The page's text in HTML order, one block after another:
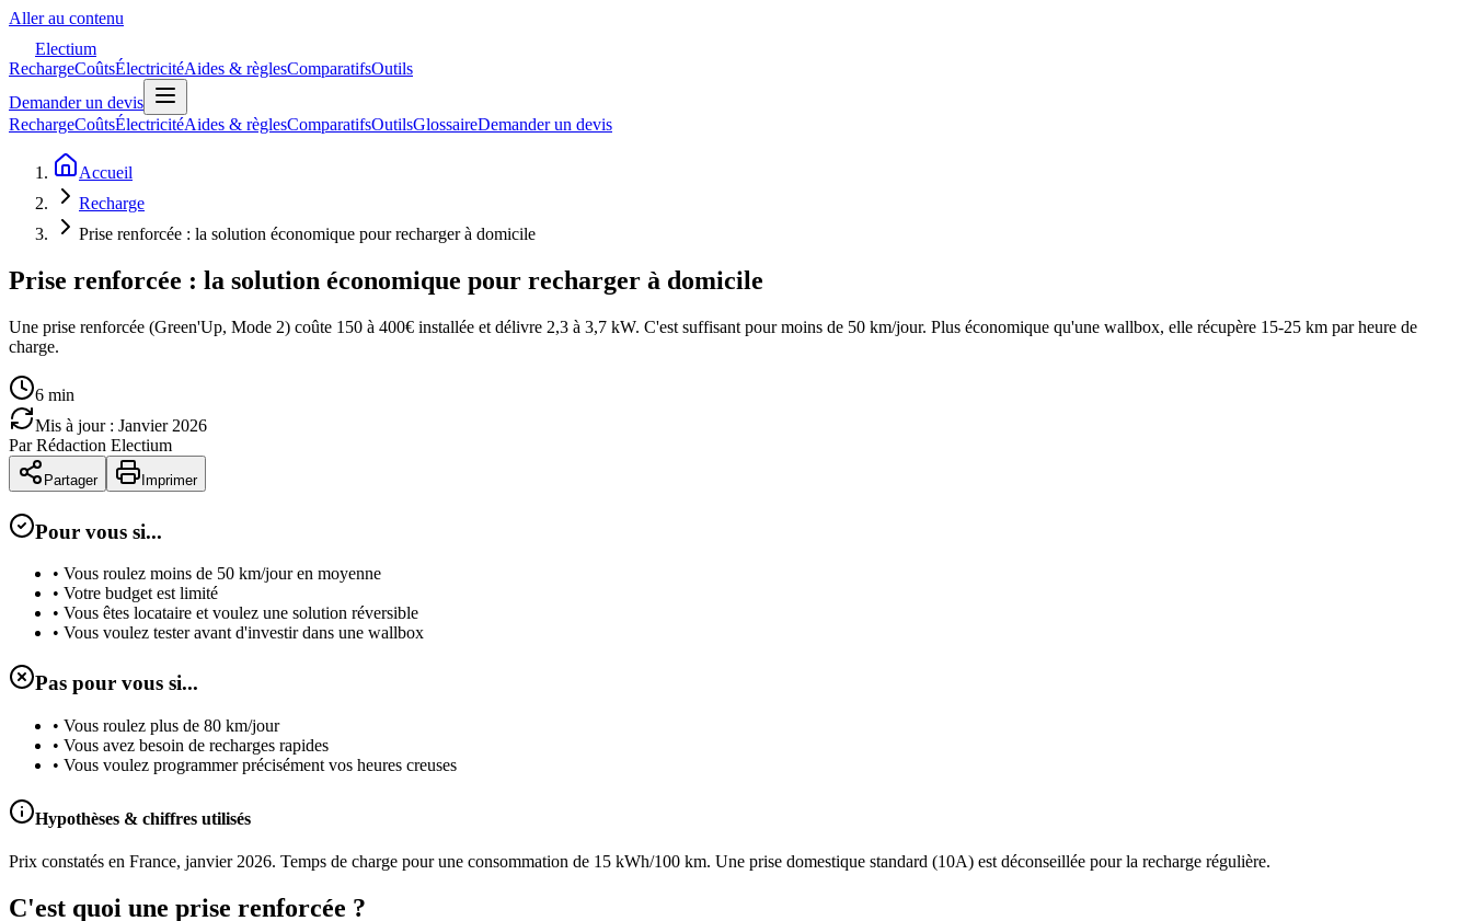
Aller au contenu
Electium
RechargeCoûtsÉlectricitéAides & règlesComparatifsOutils
Demander un devis
RechargeCoûtsÉlectricitéAides & règlesComparatifsOutilsGlossaireDemander un devis
Accueil
Recharge
Prise renforcée : la solution économique pour recharger à domicile
Prise renforcée : la solution économique pour recharger à domicile
Une prise renforcée (Green'Up, Mode 2) coûte 150 à 400€ installée et délivre 2,3 à 3,7 kW. C'est suffisant pour moins de 50 km/jour. Plus économique qu'une wallbox, elle récupère 15-25 km par heure de
charge.
6 min
Mis à jour : Janvier 2026
Par Rédaction Electium
Partager Imprimer
Pour vous si...
• Vous roulez moins de 50 km/jour en moyenne
• Votre budget est limité
• Vous êtes locataire et voulez une solution réversible
• Vous voulez tester avant d'investir dans une wallbox
Pas pour vous si...
• Vous roulez plus de 80 km/jour
• Vous avez besoin de recharges rapides
• Vous voulez programmer précisément vos heures creuses
Hypothèses & chiffres utilisés
Prix constatés en France, janvier 2026. Temps de charge pour une consommation de 15 kWh/100 km. Une prise domestique standard (10A) est déconseillée pour la recharge régulière.
C'est quoi une prise renforcée ?